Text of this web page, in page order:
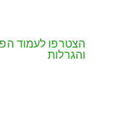
הצטרפו לעמוד
והגרלות